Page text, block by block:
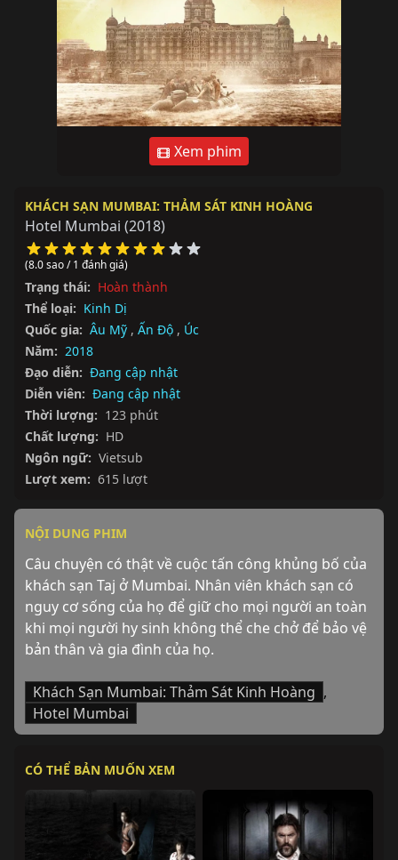
Xem phim
KHÁCH SẠN MUMBAI: THẢM SÁT KINH HOÀNG
Hotel Mumbai (2018)
(8.0 sao / 1 đánh giá)
Trạng thái: Hoàn thành
Thể loại: Kinh Dị
Quốc gia: Âu Mỹ , Ấn Độ , Úc
Năm: 2018
Đạo diễn: Đang cập nhật
Diễn viên: Đang cập nhật
Thời lượng: 123 phút
Chất lượng: HD
Ngôn ngữ: Vietsub
Lượt xem: 615 lượt
NỘI DUNG PHIM
Câu chuyện có thật về cuộc tấn công khủng bố của
khách sạn Taj ở Mumbai. Nhân viên khách sạn có
nguy cơ sống của họ để giữ cho mọi người an toàn
khi mọi người hy sinh không thể che chở để bảo vệ
bản thân và gia đình của họ.
Khách Sạn Mumbai: Thảm Sát Kinh Hoàng ,
Hotel Mumbai
CÓ THỂ BẢN MUỐN XEM